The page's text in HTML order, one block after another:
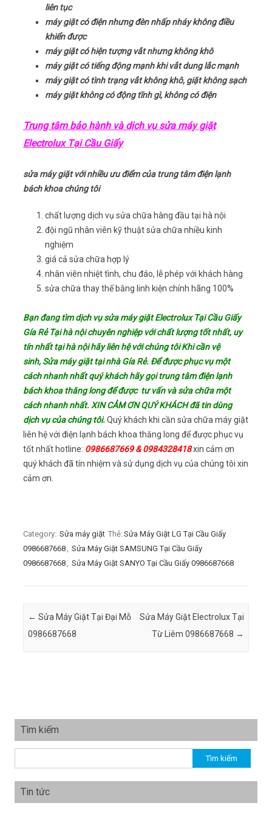
liên tục
máy giặt có điện nhưng đèn nhấp nháy không điều
khiển được
máy giặt có hiện tượng vắt nhưng không khô
máy giặt có tiếng động mạnh khi vắt dung lắc mạnh
máy giặt có tình trạng vắt không khô, giặt không sạch
máy giặt không có động tĩnh gì, không có điện
Trung tâm bảo hành và dịch vụ sửa máy giặt
Electrolux Tại Cầu Giấy
sửa máy giặt với nhiều ưu điểm của trung tâm điện lạnh
bách khoa chúng tôi
chất lượng dịch vụ sửa chữa hàng đầu tại hà nội
đội ngũ nhân viên kỹ thuật sửa chữa nhiều kinh
nghiệm
giá cả sửa chữa hợp lý
nhân viên nhiệt tình, chu đáo, lễ phép với khách hàng
sửa chữa thay thế bằng linh kiện chính hãng 100%
Bạn đang tìm dịch vụ sửa máy giặt Electrolux Tại Cầu Giấy
Gía Rẻ Tại hà nội chuyên nghiệp với chất lượng tốt nhất, uy
tín nhất tại hà nội hãy liên hệ với chúng tôi Khi cần vệ
sinh, Sửa máy giặt tại nhà Gía Rẻ. Để được phục vụ một
cách nhanh nhất quý khách hãy gọi trung tâm điện lạnh
bách khoa thăng long để được tư vấn và sửa chữa một
cách nhanh nhất. XIN CẢM ƠN QUÝ KHÁCH đã tin dùng
dịch vụ của chúng tôi.Quý khách khi cần sửa chữa máy giặt
liên hệ với điện lạnh bách khoa thăng long để được phục vụ
tốt nhất hotline: 0986687669 & 0984328418xin cảm ơn
quý khách đã tín nhiệm và sử dụng dịch vụ của chúng tôi xin
cảm ơn.
Category: Sửa máy giặt Thẻ: Sửa Máy Giặt LG Tại Cầu Giấy
0986687668, Sửa Máy Giặt SAMSUNG Tại Cầu Giấy
0986687668, Sửa Máy Giặt SANYO Tại Cầu Giấy 0986687668
Post navigation
← Sửa Máy Giặt Tại Đại Mỗ
0986687668
Sửa Máy Giặt Electrolux Tại
Từ Liêm 0986687668 →
Tìm kiếm
Tin tức